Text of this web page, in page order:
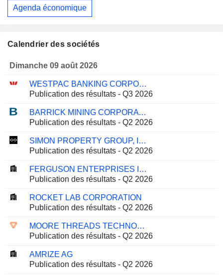
Agenda économique
Calendrier des sociétés
Dimanche 09 août 2026
WESTPAC BANKING CORPORATION
Publication des résultats - Q3 2026
BARRICK MINING CORPORATION
Publication des résultats - Q2 2026
SIMON PROPERTY GROUP, INC.
Publication des résultats - Q2 2026
FERGUSON ENTERPRISES INC.
Publication des résultats - Q2 2026
ROCKET LAB CORPORATION
Publication des résultats - Q2 2026
MOORE THREADS TECHNOLOGY CO., LTD.
Publication des résultats - Q2 2026
AMRIZE AG
Publication des résultats - Q2 2026